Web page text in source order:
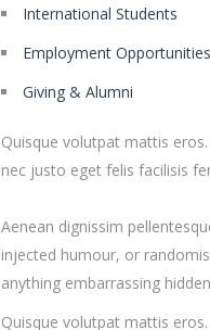
International Students
Employment Opportunities
Giving & Alumni
Quisque volutpat mattis
nec justo eget felis facilisis
Aenean dignissim
injected humour, or
anything embarrassing
Quisque volutpat mattis